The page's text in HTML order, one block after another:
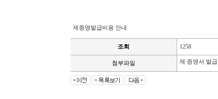
제증명발급비용 안내
조회 1258
첨부파일 제 증명서 발